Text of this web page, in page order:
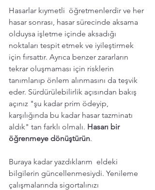
Hasarlar kıymetli  öğretmenlerdir ve her
hasar sonrası, hasar sürecinde aksama
olduysa işletme içinde aksadığı
noktaları tespit etmek ve iyileştirmek
için fırsattır. Ayrıca benzer zararların
tekrar oluşmaması için risklerin
tanımlanıp önlem alınmasını da teşvik
eder. Sürdürülebilirlik açısından bakış
açınız "şu kadar prim ödeyip,
karşılığında bu kadar hasar tazminatı
aldık" tan farklı olmalı. Hasarı bir
öğrenmeye dönüştürün.
Buraya kadar yazdıklarım  eldeki
bilgilerin güncellenmesiydi. Yenileme
çalışmalarında sigortalınızı